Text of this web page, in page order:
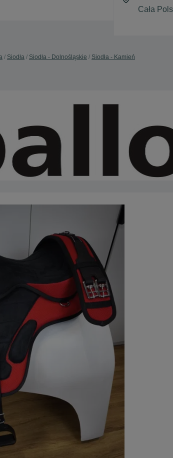
Siodła Siodła - Dolnośląskie Siodła - Kamień